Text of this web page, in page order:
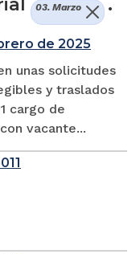
03. Marzo
de 2025
unas solicitudes
y traslados
cargo de
vacante...